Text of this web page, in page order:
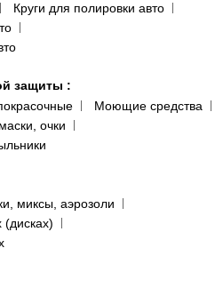
Круги для полировки авто
защиты :
Моющие средства
очки
миксы, аэрозоли
(дисках)